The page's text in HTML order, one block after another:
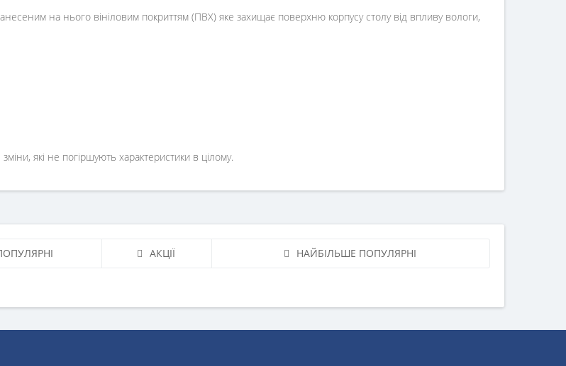
на нього вініловим покриттям (ПВХ) яке захищає поверхню корпусу столу від впливу вологи,
які не погіршують характеристики в цілому.
АКЦІЇ НАЙБІЛЬШЕ ПОПУЛЯРНІ